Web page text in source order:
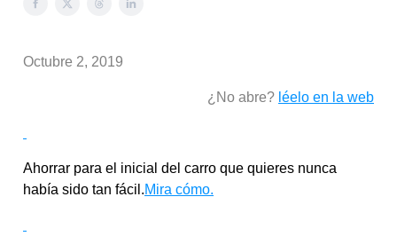
Octubre 2, 2019
¿No abre? léelo en la web
Ahorrar para el inicial del carro que quieres nunca
había sido tan fácil.Mira cómo.